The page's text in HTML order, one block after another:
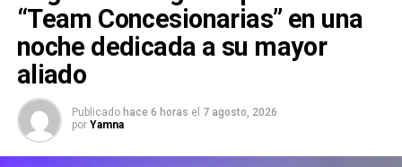
“Team Concesionarias” en una
noche dedicada a su mayor
aliado
Publicado hace 6 horas el 7 agosto, 2026
por Yamna